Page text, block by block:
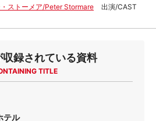
・ストーメア/Peter Stormare
出演/CAST
収録されている資料
TITLE
テル